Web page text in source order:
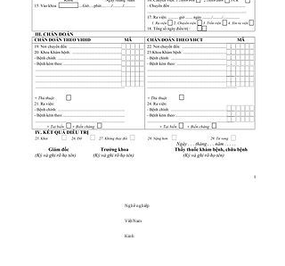
Nghề nghiệp
Việt Nam
Kinh